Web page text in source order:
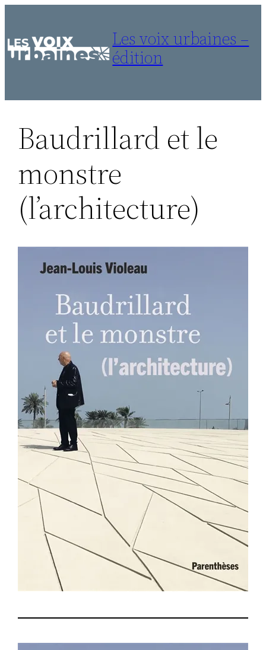
contenu
Les voix urbaines –
édition
Baudrillard et le
monstre
(l’architecture)